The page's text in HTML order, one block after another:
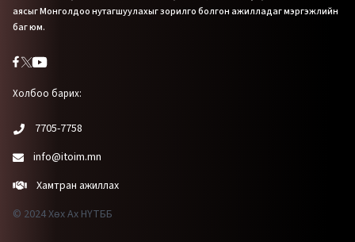
аясыг Монголдоо нутагшуулахыг зорилго болгон ажилладаг мэргэжлийн
баг юм.
Холбоо барих:
7705-7758
info@itoim.mn
Хамтран ажиллах
© 2024 Хөх Ах НҮТББ